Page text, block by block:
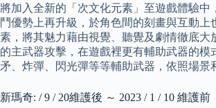
將加入全新的「次文化元素」至遊戲體驗中
鬥優勢上再升級，於角色間的刻畫與互動上
素，將其魅力藉由視覺、聽覺及劇情徹底大
的主武器攻擊，在遊戲裡更有輔助武器的模
矛、炸彈、閃光彈等等輔助武器，依照場景
新瑪奇: / 9 / 20維護後 ～ 2023 / 1 / 10 維護前